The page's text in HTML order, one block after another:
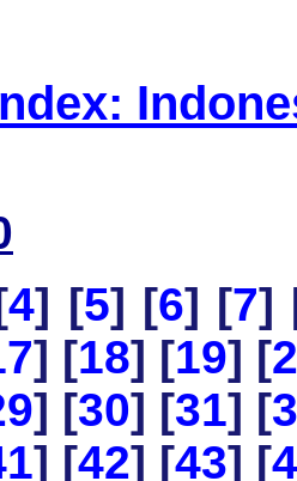
4] [5] [6] [7]
] [18] [19] [
] [30] [31] [
] [42] [43] [